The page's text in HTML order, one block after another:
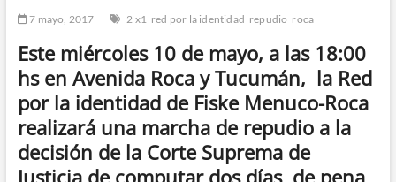
7 mayo, 2017 2 x1 red por la identidad repudio roca
Este miércoles 10 de mayo, a las 18:00
hs en Avenida Roca y Tucumán, la Red
por la identidad de Fiske Menuco-Roca
realizará una marcha de repudio a la
decisión de la Corte Suprema de